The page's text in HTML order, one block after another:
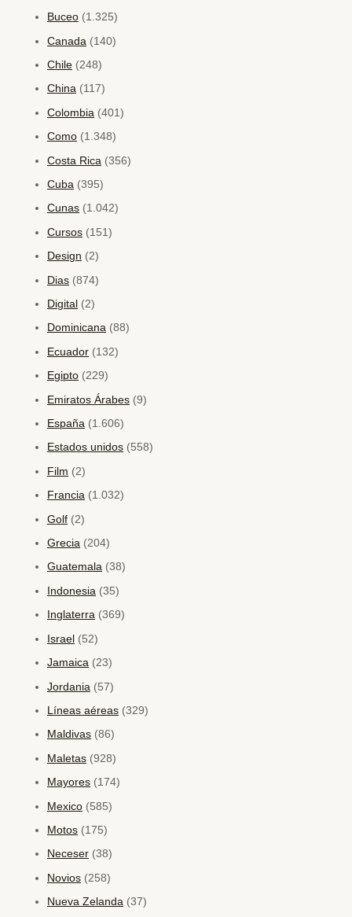
Buceo (1.325)
Canada (140)
Chile (248)
China (117)
Colombia (401)
Como (1.348)
Costa Rica (356)
Cuba (395)
Cunas (1.042)
Cursos (151)
Design (2)
Dias (874)
Digital (2)
Dominicana (88)
Ecuador (132)
Egipto (229)
Emiratos Árabes (9)
España (1.606)
Estados unidos (558)
Film (2)
Francia (1.032)
Golf (2)
Grecia (204)
Guatemala (38)
Indonesia (35)
Inglaterra (369)
Israel (52)
Jamaica (23)
Jordania (57)
Líneas aéreas (329)
Maldivas (86)
Maletas (928)
Mayores (174)
Mexico (585)
Motos (175)
Neceser (38)
Novios (258)
Nueva Zelanda (37)